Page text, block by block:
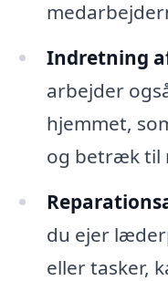
Indretning
arbejder
hjemmet,
og betræk til
du ejer
eller tasker,